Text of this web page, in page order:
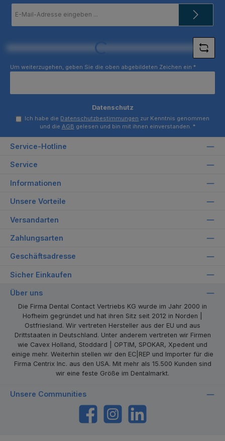
Mail-
Loading...
Um weiterzugehen, geben Sie die oben abgebildeten Zeichen ein *
Datenschutz
Ich habe die Datenschutzbestimmungen zur Kenntnis genommen
und die AGB gelesen und bin mit ihnen einverstanden. *
Service-Hotline
Service
Informationen
Unsere Vorteile
Versandarten
Zahlungsarten
Geschäftsadresse
Sicher Einkaufen
Über uns
Die Firma Dental Contact Vertriebs KG wurde im Jahr 2000 in
Hofheim gegründet und hat ihren Sitz seit 2012 in Norden |
Ostfriesland. Wir vertreten Hersteller aus der EU und aus
Drittstaaten in Deutschland. Unter anderem vertreten wir Firmen
wie Cavex Holland, Stoddard | OPTIM, SPOKAR, Xpedent und
einige mehr. Weiterhin stellen wir den EC|REP und Importer für die
Firma Centrix Inc. aus den USA. Mit mehr als 15.500 Kunden sind
wir eine feste Größe im Dentalmarkt.
Unsere Communities
https://www.facebook.com/dentalcontact
Instagram